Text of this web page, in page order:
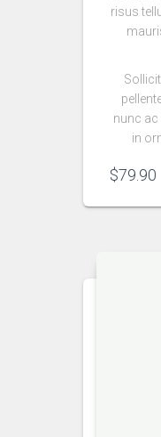
risus
nunc ac
in
$79.90